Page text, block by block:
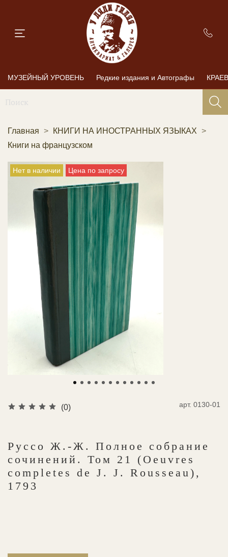
МУЗЕЙНЫЙ УРОВЕНЬ Редкие издания и Автографы
Главная
КНИГИ НА ИНОСТРАННЫХ ЯЗЫКАХ
Книги на французском
Нет в наличии Цена по запросу
(0) арт. 0130-01
Руссо Ж.-Ж. Полное собрание
сочинений. Том 21 (Oeuvres
completes de J. J. Rousseau),
1793